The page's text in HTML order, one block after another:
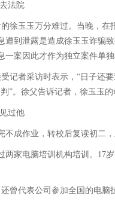
法院
徐玉玉万分难过。当晚，
遭到泄露是造成徐玉玉诈骗
案因此才作为独立案件单独
记者采访时表示，“日子还
”。徐父告诉记者，徐玉玉
过他
成作业，转校后复读初二，
两家电脑培训机构培训。17
曾代表公司参加全国的电